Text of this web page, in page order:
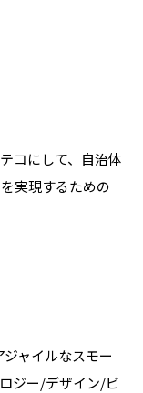
コにして、自治体
実現するための
ャイルなスモー
ジー/デザイン/ビ